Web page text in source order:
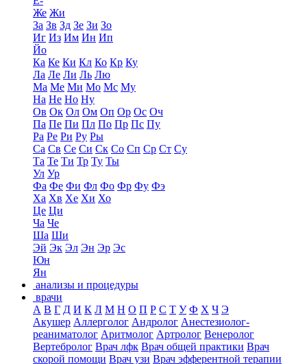
Же Жи
За Зв Зд Зе Зи Зо
Иг Из Им Ин Ип
Йо
Ка Ке Ки Кл Ко Кр Ку
Ла Ле Ли Ль Лю
Ма Ме Ми Мо Мс Му
На Не Но Ну
Ов Ок Ол Ом Оп Ор Ос Оч
Па Пе Пи Пл По Пр Пс Пу
Ра Ре Ри Ру Ры
Са Св Се Си Ск Со Сп Ср Ст Су
Та Те Ти Тр Ту Ты
Ул Ур
Фа Фе Фи Фл Фо Фр Фу Фэ
Ха Хв Хе Хи Хо
Це Ци
Ча Че
Ша Ши
Эй Эк Эл Эн Эр Эс
Юн
Ян
анализы и процедуры
врачи
А В Г Д И К Л М Н О П Р С Т У Ф Х Ч Э
Акушер Аллерголог Андролог Анестезиолог-
реаниматолог Аритмолог Артролог Венеролог
Вертебролог Врач лфк Врач общей практики Врач
скорой помощи Врач узи Врач эфферентной терапии